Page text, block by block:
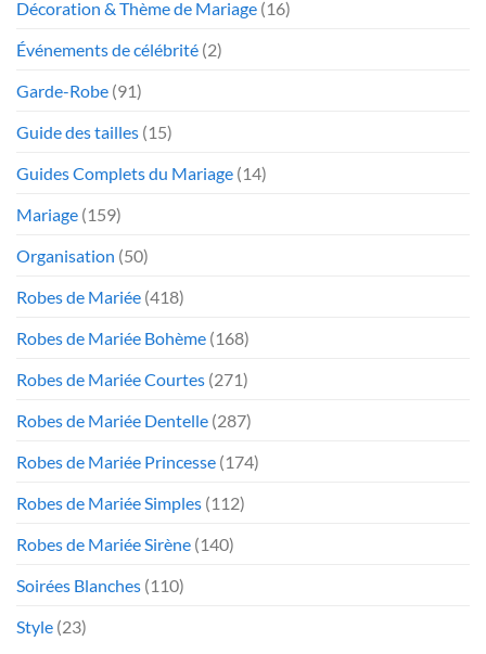
Décoration & Thème de Mariage (16)
Événements de célébrité (2)
Garde-Robe (91)
Guide des tailles (15)
Guides Complets du Mariage (14)
Mariage (159)
Organisation (50)
Robes de Mariée (418)
Robes de Mariée Bohème (168)
Robes de Mariée Courtes (271)
Robes de Mariée Dentelle (287)
Robes de Mariée Princesse (174)
Robes de Mariée Simples (112)
Robes de Mariée Sirène (140)
Soirées Blanches (110)
Style (23)